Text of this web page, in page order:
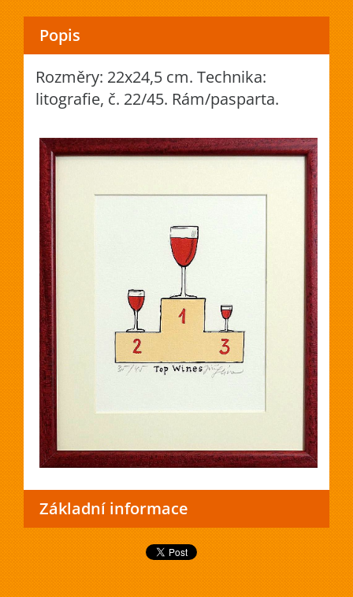
Popis
Rozměry: 22x24,5 cm. Technika:
litografie, č. 22/45. Rám/pasparta.
Základní informace